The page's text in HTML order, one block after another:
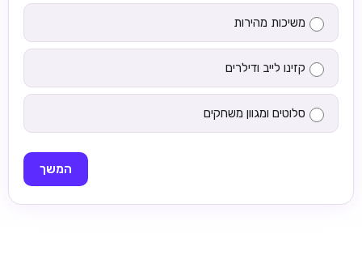
משיכות מהירות
קזינו לייב ודילרים
סלוטים ומגוון משחקים
המשך